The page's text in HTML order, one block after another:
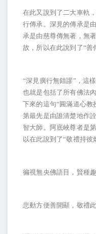
在此又說到了二大車軌
行傳承。深見的傳承是
承是由慈尊傳無著，無
故，所以在此說到了“善
“深見廣行無錯謬”，這
也就是包括了所有佛法
下來的這句“圓滿道心教
第最先是由誰清楚地作
智大師。阿底峽尊者是
以在此說到了“敬禮持彼
徧視無央佛語目，賢種
悲動方便善開顯，敬禮此